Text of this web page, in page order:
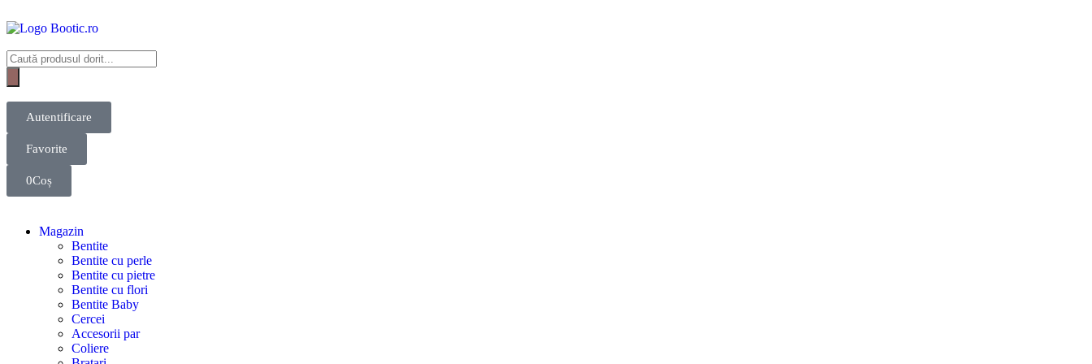
Autentificare
Favorite
0Coș
Magazin
Bentite
Bentite cu perle
Bentite cu pietre
Bentite cu flori
Bentite Baby
Cercei
Accesorii par
Coliere